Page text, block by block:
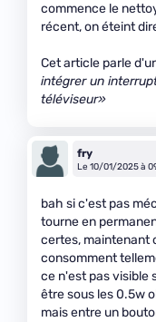
commence le
récent, on éteint
Cet article parle
intégrer un
téléviseur»
fry
Le 10/01/2025 à
bah si c'est pas
tourne en
certes, maintenant
consomment
ce n'est pas visible
être sous les 0.5w
mais entre un